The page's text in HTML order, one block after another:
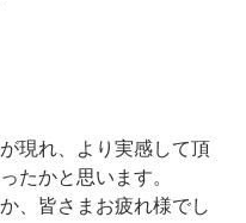
現れ、より実感して頂
たかと思います。
、皆さまお疲れ様でし